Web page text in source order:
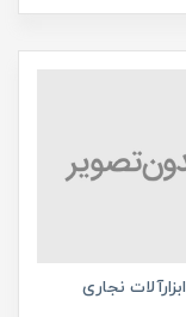
ابزارآلات نجاری